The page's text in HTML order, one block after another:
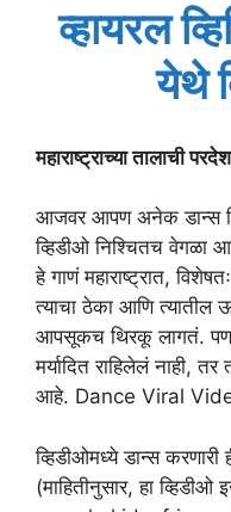
व्हायरल
येथे
महाराष्ट्राच्या तालाची
आजवर आपण अनेक डान्स
व्हिडीओ निश्चितच वेगळा
हे गाणं महाराष्ट्रात,
त्याचा ठेका आणि त्यातील
आपसूकच थिरकू लागतं. पण,
मर्यादित राहिलेलं नाही,
आहे. Dance Viral
व्हिडीओमध्ये डान्स
(माहितीनुसार, हा व्हिडीओ